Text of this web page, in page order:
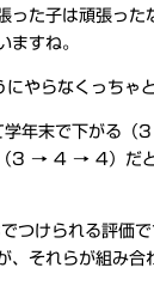
た子は頑張った
ますね。
やらなくっちゃ
学年末で下がる
3 → 4 → 4）だ
つけられる評価
、それらが組み合